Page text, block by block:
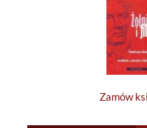
Zamów